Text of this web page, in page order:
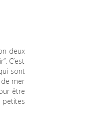
deux
C’est
sont
mer
être
petites